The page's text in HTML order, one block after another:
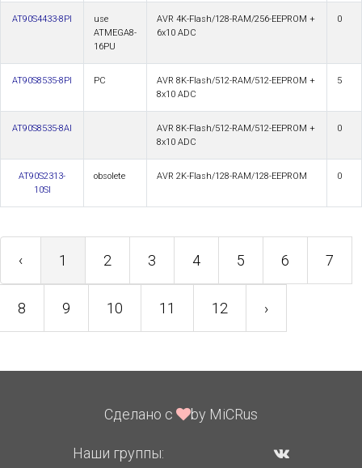
AT90S4433-8PI
use
ATMEGA8-
16PU
AVR 4K-Flash/128-RAM/256-EEPROM +
6x10 ADC
0
AT90S8535-8PI PC
AVR 8K-Flash/512-RAM/512-EEPROM +
8x10 ADC
5
AT90S8535-8AI
AVR 8K-Flash/512-RAM/512-EEPROM +
8x10 ADC
0
AT90S2313-
10SI
obsolete AVR 2K-Flash/128-RAM/128-EEPROM 0
‹ 1 2 3 4 5 6 7
8 9 10 11 12 ›
Сделано с by MiCRus
Наши группы: